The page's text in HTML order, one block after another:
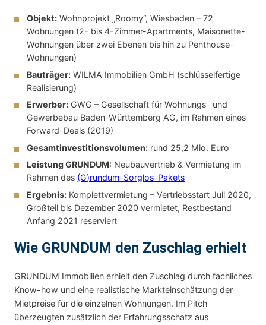
Objekt: Wohnprojekt „Roomy“, Wiesbaden – 72
Wohnungen (2- bis 4-Zimmer-Apartments, Maisonette-
Wohnungen über zwei Ebenen bis hin zu Penthouse-
Wohnungen)
Bauträger: WILMA Immobilien GmbH (schlüsselfertige
Realisierung)
Erwerber: GWG – Gesellschaft für Wohnungs- und
Gewerbebau Baden-Württemberg AG, im Rahmen eines
Forward-Deals (2019)
Gesamtinvestitionsvolumen: rund 25,2 Mio. Euro
Leistung GRUNDUM: Neubauvertrieb & Vermietung im
Rahmen des (G)rundum-Sorglos-Pakets
Ergebnis: Komplettvermietung – Vertriebsstart Juli 2020,
Großteil bis Dezember 2020 vermietet, Restbestand
Anfang 2021 reserviert
Wie GRUNDUM den Zuschlag erhielt
GRUNDUM Immobilien erhielt den Zuschlag durch fachliches
Know-how und eine realistische Markteinschätzung der
Mietpreise für die einzelnen Wohnungen. Im Pitch
überzeugten zusätzlich der Erfahrungsschatz aus